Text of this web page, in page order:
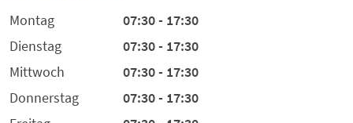
Montag
07:30 - 17:30
Dienstag
07:30 - 17:30
Mittwoch
07:30 - 17:30
Donnerstag
07:30 - 17:30